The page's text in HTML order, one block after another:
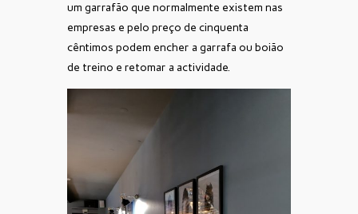
um garrafão que normalmente existem nas
empresas e pelo preço de cinquenta
cêntimos podem encher a garrafa ou boião
de treino e retomar a actividade.